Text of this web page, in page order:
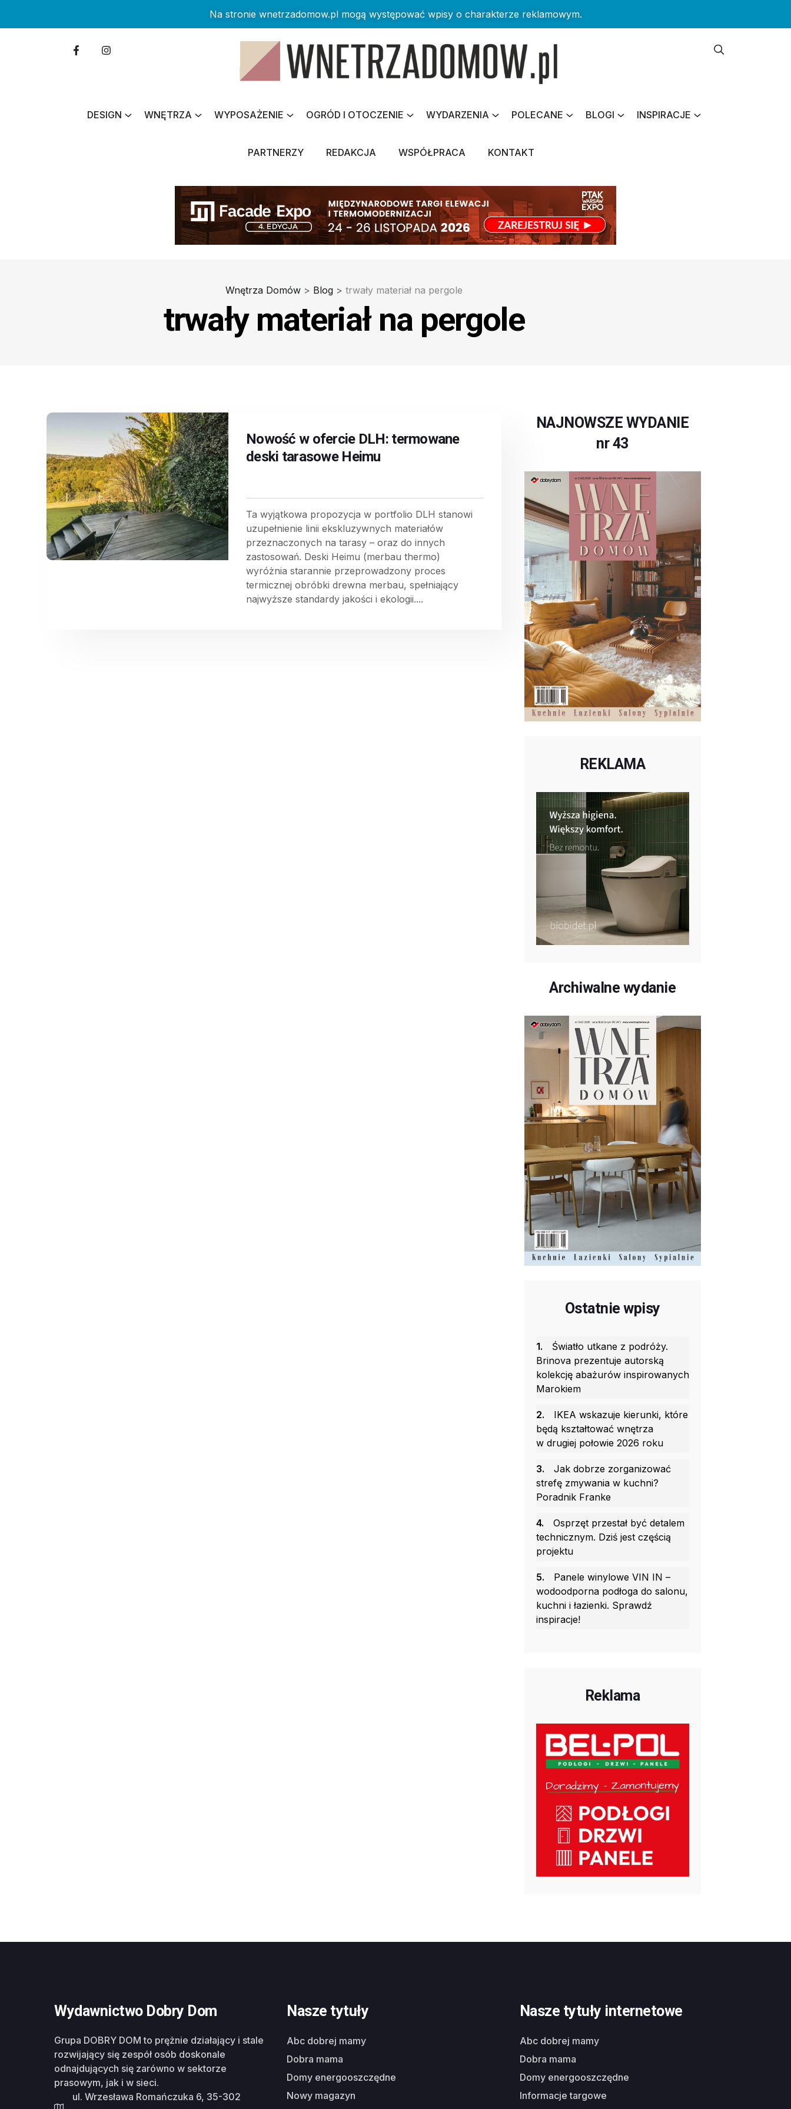
Na stronie wnetrzadomow.pl mogą występować wpisy o charakterze reklamowym.
DESIGN WNĘTRZA WYPOSAŻENIE OGRÓD I OTOCZENIE WYDARZENIA POLECANE BLOGI INSPIRACJE
PARTNERZY REDAKCJA WSPÓŁPRACA KONTAKT
Wnętrza Domów > Blog > trwały materiał na pergole
trwały materiał na pergole
Nowość w ofercie DLH: termowane
deski tarasowe Heimu
Ta wyjątkowa propozycja w portfolio DLH stanowi
uzupełnienie linii ekskluzywnych materiałów
przeznaczonych na tarasy – oraz do innych
zastosowań. Deski Heimu (merbau thermo)
wyróżnia starannie przeprowadzony proces
termicznej obróbki drewna merbau, spełniający
najwyższe standardy jakości i ekologii....
NAJNOWSZE WYDANIE
nr 43
REKLAMA
Archiwalne wydanie
Ostatnie wpisy
1.
Światło utkane z podróży.
Brinova prezentuje autorską
kolekcję abażurów inspirowanych
Marokiem
2.
IKEA wskazuje kierunki, które
będą kształtować wnętrza
w drugiej połowie 2026 roku
3.
Jak dobrze zorganizować
strefę zmywania w kuchni?
Poradnik Franke
4.
Osprzęt przestał być detalem
technicznym. Dziś jest częścią
projektu
5.
Panele winylowe VIN IN –
wodoodporna podłoga do salonu,
kuchni i łazienki. Sprawdź
inspiracje!
Reklama
Wydawnictwo Dobry Dom
Grupa DOBRY DOM to prężnie działający i stale
rozwijający się zespół osób doskonale
odnajdujących się zarówno w sektorze
prasowym, jak i w sieci.
ul. Wrzesława Romańczuka 6, 35-302
Nasze tytuły
abc dobrej mamy
dobra mama
domy energooszczędne
nowy magazyn
Nasze tytuły internetowe
abc dobrej mamy
dobra mama
domy energooszczędne
informacje targowe